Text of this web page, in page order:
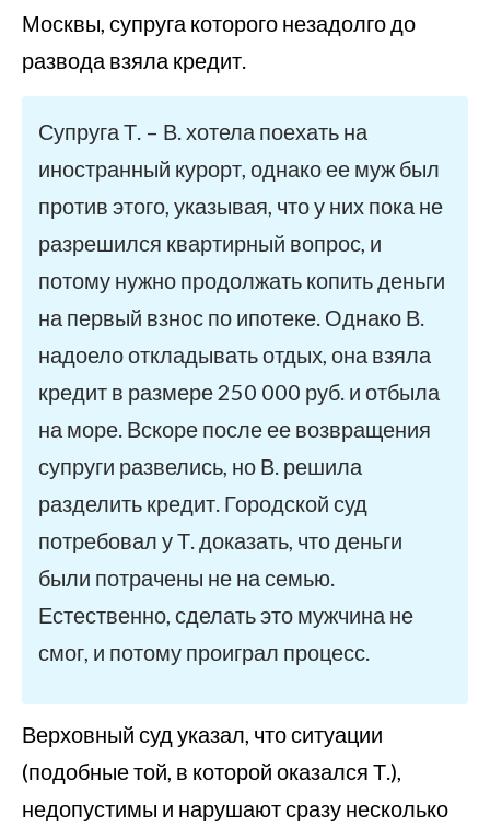
Москвы, супруга которого незадолго до
развода взяла кредит.
Супруга Т. – В. хотела поехать на
иностранный курорт, однако ее муж был
против этого, указывая, что у них пока не
разрешился квартирный вопрос, и
потому нужно продолжать копить деньги
на первый взнос по ипотеке. Однако В.
надоело откладывать отдых, она взяла
кредит в размере 250 000 руб. и отбыла
на море. Вскоре после ее возвращения
супруги развелись, но В. решила
разделить кредит. Городской суд
потребовал у Т. доказать, что деньги
были потрачены не на семью.
Естественно, сделать это мужчина не
смог, и потому проиграл процесс.
Верховный суд указал, что ситуации
(подобные той, в которой оказался Т.),
недопустимы и нарушают сразу несколько